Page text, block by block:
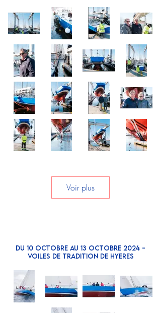
Voir plus
Du 10 octobre au 13 OCTOBRE 2024 -
VOILES DE TRADITION DE HYERES